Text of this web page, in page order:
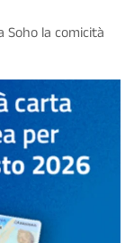
Soho la comicità